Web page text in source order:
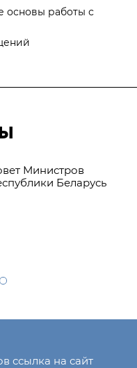
основы работы с
Министров
Беларусь
ссылка на сайт